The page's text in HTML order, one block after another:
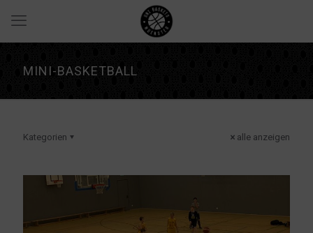
MINI-BASKETBALL
Kategorien alle anzeigen